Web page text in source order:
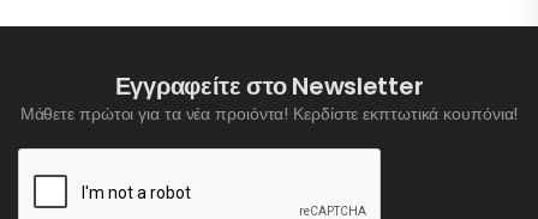
Εγγραφείτε στο Newsletter
Μάθετε πρώτοι για τα νέα προιόντα! Κερδίστε εκπτωτικά κουπόνια!